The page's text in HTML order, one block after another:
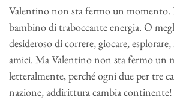
Valentino non sta fermo un momento.
bambino di traboccante energia. O
desideroso di correre, giocare,
amici. Ma Valentino non sta fermo un
letteralmente, perché ogni due per tre
nazione, addirittura cambia continente!